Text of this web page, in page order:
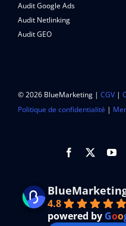
Audit Google Ads
Audit Netlinking
Audit GEO
© 2026 BlueMarketing | CGV|
Politique de confidentialité |
4.8
powered by Goo